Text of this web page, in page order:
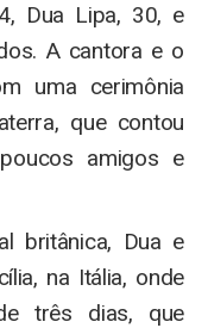
Dua Lipa, 30, e
A cantora e o
uma cerimônia
que contou
amigos e
britânica, Dua e
na Itália, onde
três dias, que